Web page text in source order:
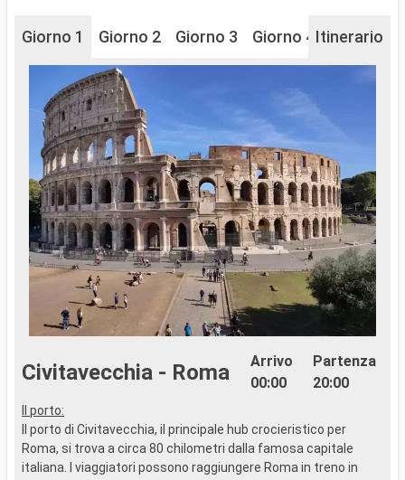
Giorno 1 Giorno 2 Giorno 3 Giorno 4 Giorno 5
Itinerario
Civitavecchia - Roma
Arrivo
00:00
Partenza
20:00
Il porto:
Il porto di Civitavecchia, il principale hub crocieristico per
Roma, si trova a circa 80 chilometri dalla famosa capitale
italiana. I viaggiatori possono raggiungere Roma in treno in